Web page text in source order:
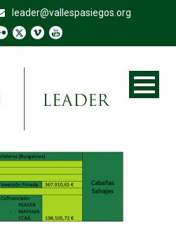
leader@vallespasiegos.org